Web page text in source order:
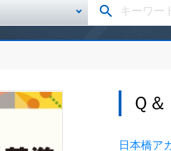
Ｑ
日本橋ア